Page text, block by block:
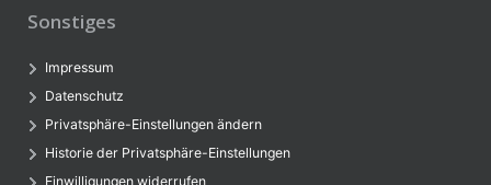
Sonstiges
Impressum
Datenschutz
Privatsphäre-Einstellungen ändern
Historie der Privatsphäre-Einstellungen
Einwilligungen widerrufen